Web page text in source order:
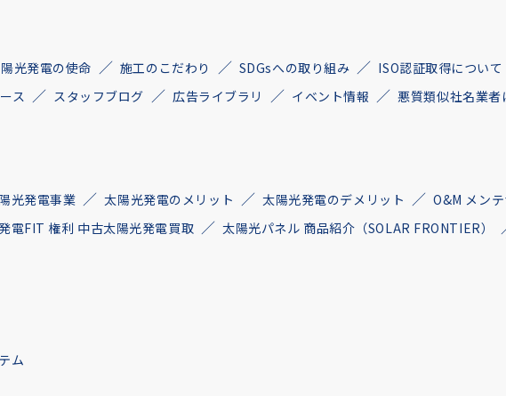
光発電の使命 施工のこだわり SDGsへの取り組み ISO認証取得について
ス スタッフブログ 広告ライブラリ イベント情報 悪質類似社名業者
光発電事業 太陽光発電のメリット 太陽光発電のデメリット O&M メン
電FIT 権利 中古太陽光発電買取 太陽光パネル 商品紹介（SOLAR FRONTIER）
ム